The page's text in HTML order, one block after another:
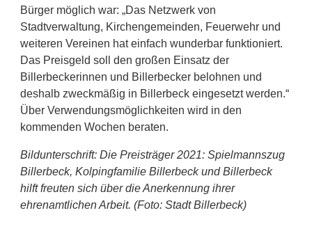
Bürger möglich war: „Das Netzwerk von
Stadtverwaltung, Kirchengemeinden, Feuerwehr und
weiteren Vereinen hat einfach wunderbar funktioniert.
Das Preisgeld soll den großen Einsatz der
Billerbeckerinnen und Billerbecker belohnen und
deshalb zweckmäßig in Billerbeck eingesetzt werden.“
Über Verwendungsmöglichkeiten wird in den
kommenden Wochen beraten.
Bildunterschrift: Die Preisträger 2021: Spielmannszug
Billerbeck, Kolpingfamilie Billerbeck und Billerbeck
hilft freuten sich über die Anerkennung ihrer
ehrenamtlichen Arbeit. (Foto: Stadt Billerbeck)